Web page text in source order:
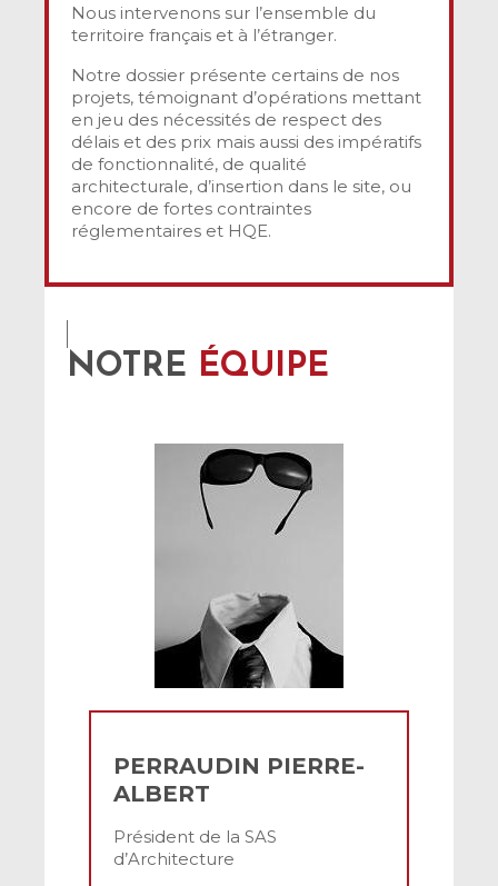
Nous intervenons sur l’ensemble du
territoire français et à l’étranger.
Notre dossier présente certains de nos
projets, témoignant d’opérations mettant
en jeu des nécessités de respect des
délais et des prix mais aussi des impératifs
de fonctionnalité, de qualité
architecturale, d’insertion dans le site, ou
encore de fortes contraintes
réglementaires et HQE.
NOTRE ÉQUIPE
PERRAUDIN PIERRE-
ALBERT
Président de la SAS
d’Architecture